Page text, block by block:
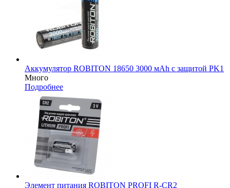
Аккумулятор ROBITON 18650 3000 мAh с защитой PK1
Много
Подробнее
Элемент питания ROBITON PROFI R-CR2